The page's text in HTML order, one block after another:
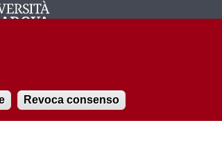
Revoca consenso